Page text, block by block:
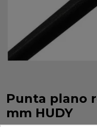
Punta plano
mm HUDY